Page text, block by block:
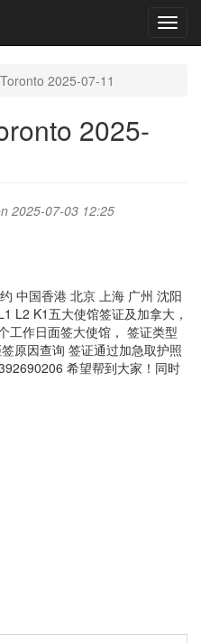
2025-07-11
2025-
2025-07-03 12:25
中国香港 北京 上海 广州 沈阳
L2 K1五大使馆签证及加拿大，
工作日面签大使馆， 签证类型
原因查询 签证通过加急取护照
希望帮到大家！同时